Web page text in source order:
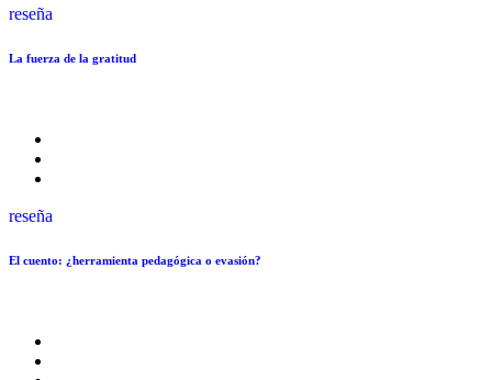
reseña
La fuerza de la gratitud
reseña
El cuento: ¿herramienta pedagógica o evasión?